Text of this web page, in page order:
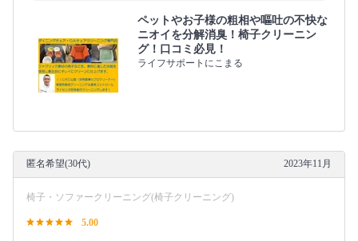
ペットやお子様の粗相や嘔吐の不快な
ニオイを分解消臭！椅子クリーニン
グ！口コミ必見！
ライフサポートにこまる
匿名希望(30代) 2023年11月
椅子・ソファークリーニング(椅子クリーニング)
5.00